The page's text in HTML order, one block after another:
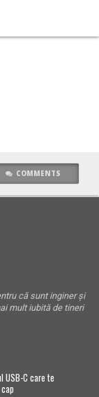
COMMENTS
că sunt inginer și
mult iubită de tineri
USB-C care te